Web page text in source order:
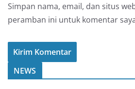
Simpan nama, email, dan situs
peramban ini untuk komentar
NEWS